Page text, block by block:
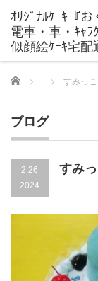
Home すみっ
ブログ
2.26
2024
すみ